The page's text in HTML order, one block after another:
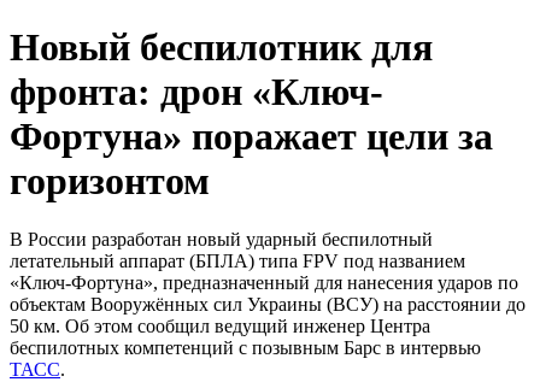
Новый беспилотник для
фронта: дрон «Ключ-
Фортуна» поражает цели за
горизонтом
В России разработан новый ударный беспилотный
летательный аппарат (БПЛА) типа FPV под названием
«Ключ-Фортуна», предназначенный для нанесения ударов по
объектам Вооружённых сил Украины (ВСУ) на расстоянии до
50 км. Об этом сообщил ведущий инженер Центра
беспилотных компетенций с позывным Барс в интервью
ТАСС.​